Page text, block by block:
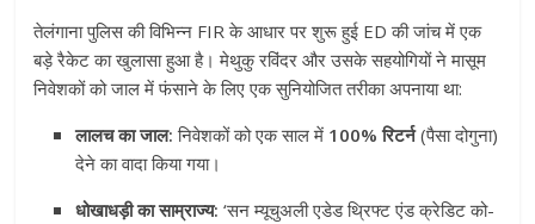
तेलंगाना पुलिस की विभिन्न FIR के आधार पर शुरू हुई ED की जांच में एक
बड़े रैकेट का खुलासा हुआ है। मेथुकु रविंदर और उसके सहयोगियों ने मासूम
निवेशकों को जाल में फंसाने के लिए एक सुनियोजित तरीका अपनाया था:
लालच का जाल: निवेशकों को एक साल में 100% रिटर्न(पैसा दोगुना)
देने का वादा किया गया।
धोखाधड़ी का साम्राज्य: ‘सन म्यूचुअली एडेड थ्रिफ्ट एंड क्रेडिट को-